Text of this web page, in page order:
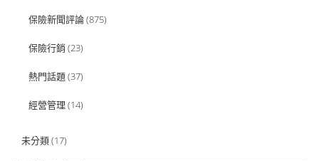
保險新聞評論(875)
保險行銷 (23)
熱門話題(37)
經營管理 (14)
未分類(17)